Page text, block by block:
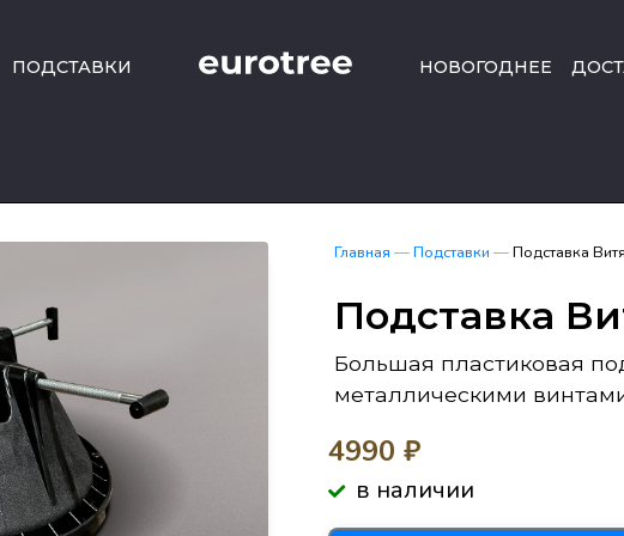
ПОДСТАВКИ НОВОГОДНЕЕ
Главная —Подставки —Подставка
Подставка
Большая пластиковая
металлическими
4990₽
в наличии